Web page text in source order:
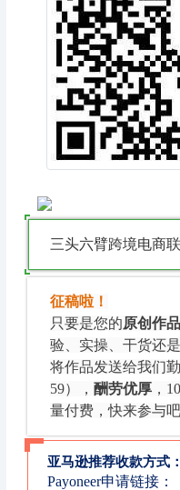
三头六臂跨境电商
征稿啦！
只要是您的原创作品
验、实操、干货还
将作品发送给我们
59）， 酬劳优厚 ，
量付费，快来参与吧
亚马逊推荐收款方式：
Payoneer申请链接：